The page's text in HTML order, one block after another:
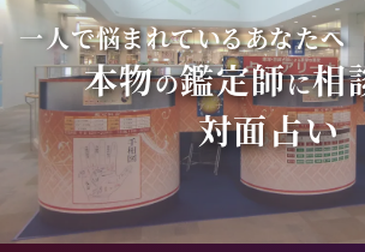
一人で悩まれているあなたへ
本物の鑑定師に相
対面占い